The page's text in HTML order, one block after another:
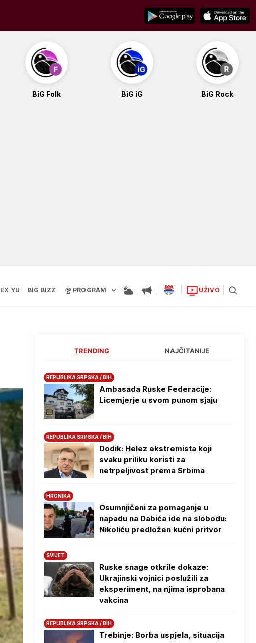
BiG Folk BiG iG BiG Rock
EX YU BIG BIZZ PROGRAM UŽIVO
TRENDING NAJČITANIJE
REPUBLIKA SRPSKA / BIH
Ambasada Ruske Federacije:
Licemjerje u svom punom sjaju
REPUBLIKA SRPSKA / BIH
Dodik: Helez ekstremista koji
svaku priliku koristi za
netrpeljivost prema Srbima
HRONIKA
Osumnjičeni za pomaganje u
napadu na Dabića ide na slobodu:
Nikoliću predložen kućni pritvor
SVIJET
Ruske snage otkrile dokaze:
Ukrajinski vojnici poslužili za
eksperiment, na njima isprobana
vakcina
REPUBLIKA SRPSKA / BIH
Trebinje: Borba uspjela, situacija